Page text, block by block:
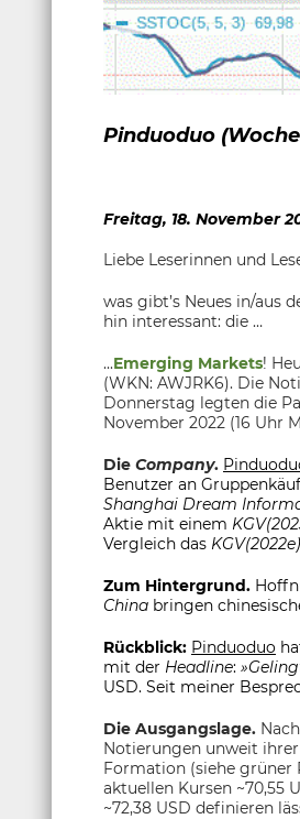
Pinduoduo
Freitag, 18. November
Liebe Leserinnen und
was gibt’s Neues in/aus
hin interessant: die …
...Emerging Markets!
(WKN: AWJRK6). Die
Donnerstag legten die
November 2022 (16 Uhr
Die Company.
Benutzer an
Shanghai Dream
Aktie mit einem
Vergleich das KGV(2022e)
Zum Hintergrund.
China bringen
Rückblick: Pinduoduo
mit der Headline:
USD. Seit meiner
Die Ausgangslage.
Notierungen unweit ihrer
Formation (siehe grüner
aktuellen Kursen ~70,55
~72,38 USD definieren